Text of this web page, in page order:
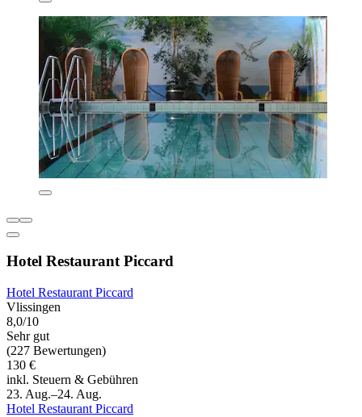
Hotel Restaurant Piccard
Hotel Restaurant Piccard
Vlissingen
8,0/10
Sehr gut
(227 Bewertungen)
130 €
inkl. Steuern & Gebühren
23. Aug.–24. Aug.
Hotel Restaurant Piccard